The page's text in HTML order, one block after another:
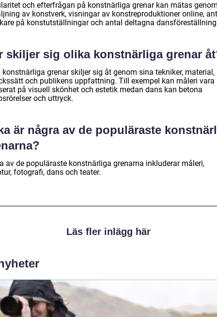
och efterfrågan på konstnärliga grenar kan mätas
av konstverk, visningar av konstreproduktioner online,
på konstutställningar och antal deltagna
skiljer sig olika konstnärliga grenar
konstnärliga grenar skiljer sig åt genom sina tekniker, material,
och publikens uppfattning. Till exempel kan måleri vara
på visuell skönhet och estetik medan dans kan betona
och uttryck.
är några av de populäraste
av de populäraste konstnärliga grenarna inkluderar måleri,
fotografi, dans och teater.
Läs fler inlägg här